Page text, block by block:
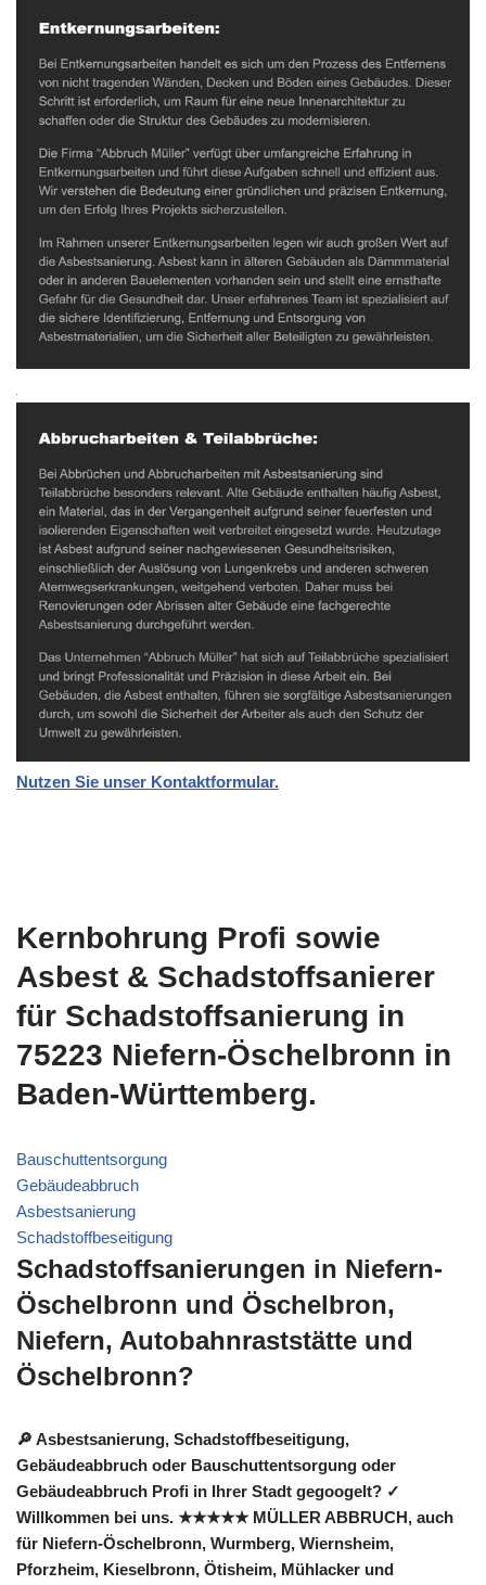
Nutzen Sie unser Kontaktformular.
Kernbohrung Profi sowie
Asbest & Schadstoffsanierer
für Schadstoffsanierung in
75223 Niefern-Öschelbronn in
Baden-Württemberg.
Bauschuttentsorgung
Gebäudeabbruch
Asbestsanierung
Schadstoffbeseitigung
Schadstoffsanierungen in Niefern-
Öschelbronn und Öschelbron,
Niefern, Autobahnraststätte und
Öschelbronn?
🔎 Asbestsanierung, Schadstoffbeseitigung,
Gebäudeabbruch oder Bauschuttentsorgung oder
Gebäudeabbruch Profi in Ihrer Stadt gegoogelt? ✓
Willkommen bei uns. ★★★★★ MÜLLER ABBRUCH, auch
für Niefern-Öschelbronn, Wurmberg, Wiernsheim,
Pforzheim, Kieselbronn, Ötisheim, Mühlacker und